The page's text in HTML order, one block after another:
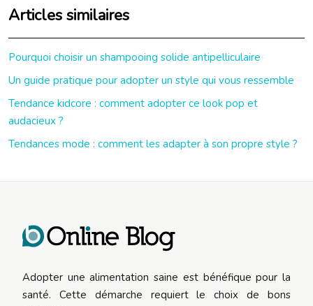
Articles similaires
Pourquoi choisir un shampooing solide antipelliculaire
Un guide pratique pour adopter un style qui vous ressemble
Tendance kidcore : comment adopter ce look pop et
audacieux ?
Tendances mode : comment les adapter à son propre style ?
Adopter une alimentation saine est bénéfique pour la
santé. Cette démarche requiert le choix de bons